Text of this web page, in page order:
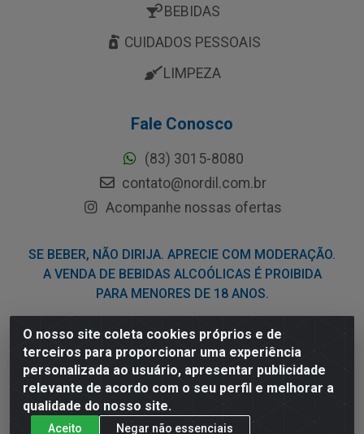
O nosso site coleta cookies próprios e de
terceiros para proporcionar uma experiência
personalizada ao usuário, apresentar publicidade
relevante de acordo com o seu perfil e melhorar a
qualidade do nosso site.
Aceito Negar não essenciais
BEBIDAS
CUIDADOS PESSOAIS
LIMPEZA
Fale Conosco
(83) 3015-8080
contato@nordil.com.br
Acompanhe nossas ofertas
SE BEBER, NÃO DIRIJA. APRECIE COM MODERAÇÃO.
A VENDA DE BEBIDAS ALCOÓLICAS É PROIBIDA
PARA MENORES DE 18 ANOS.
Nordil Distribuidora - Avenida Liberdade, 2738, Bloco F -
Sesi - Bayeux/PB - CEP 58.111-400 - CNPJ
03.775.813/0001-41